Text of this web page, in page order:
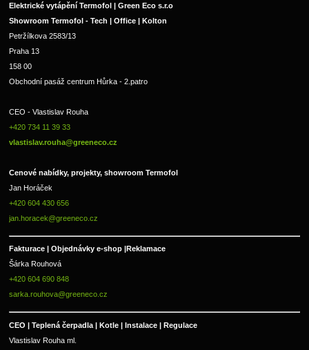
Elektrické vytápění Termofol | Green Eco s.r.o
Showroom Termofol - Tech | Office | Kolton
Petržílkova 2583/13
Praha 13
158 00
Obchodní pasáž centrum Hůrka - 2.patro
CEO - Vlastislav Rouha
+420 734 11 39 33
vlastislav.rouha@greeneco.cz
Cenové nabídky, projekty, showroom Termofol
Jan Horáček
+420 604 430 656
jan.horacek@greeneco.cz
Fakturace | Objednávky e-shop |
Reklamace
Šárka Rouhová
+420 604 690 848
sarka.rouhova@greeneco.cz
CEO | Teplená čerpadla | Kotle | Instalace | Regulace
Vlastislav Rouha ml.